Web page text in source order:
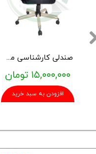
صندلی کارشناسی مدل آرمان
۱۵,۰۰۰,۰۰۰ تومان
افزودن به سبد خرید